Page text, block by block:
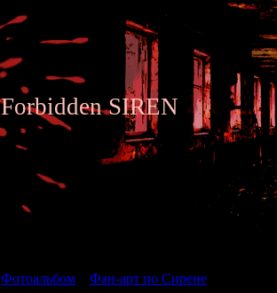
Forbidden SIREN
Фотоальбом Фан-арт по Сирене